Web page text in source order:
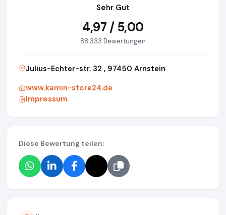
Sehr Gut
4,97 / 5,00
88.333 Bewertungen
Julius-Echter-str. 32 , 97450 Arnstein
www.kamin-store24.de
Impressum
Diese Bewertung teilen: